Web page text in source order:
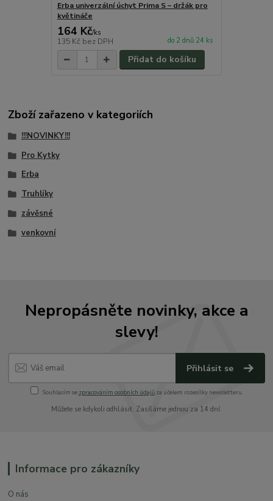
Erba univerzální úchyt Prima S – držák pro
květináče
164 Kč/ks
135 Kč bez DPH do 2 dnů 24 ks
Přidat do košíku
Zboží zařazeno v kategoriích
!!!NOVINKY!!!
Pro Kytky
Erba
Truhlíky
závěsné
venkovní
Nepropásněte novinky, akce a
slevy!
Přihlásit se
Souhlasím se zpracováním osobních údajůza účelem rozesílky newsletteru.
Můžete se kdykoli odhlásit. Zasíláme jednou za 14 dní.
Informace pro zákazníky
O nás